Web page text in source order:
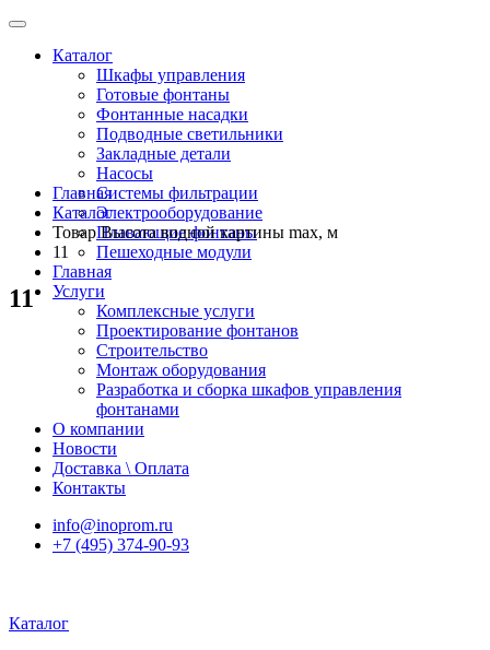
Каталог
Шкафы управления
Готовые фонтаны
Фонтанные насадки
Подводные светильники
Закладные детали
Насосы
Системы фильтрации
Электрооборудование
Плавающие фонтаны
Пешеходные модули
Главная
Услуги
Комплексные услуги
Проектирование фонтанов
Строительство
Монтаж оборудования
Разработка и сборка шкафов управления
фонтанами
О компании
Новости
Доставка \ Оплата
Контакты
info@inoprom.ru
+7 (495) 374-90-93
Каталог
Главная
Каталог
Товар Высота водной картины max, м
11
11